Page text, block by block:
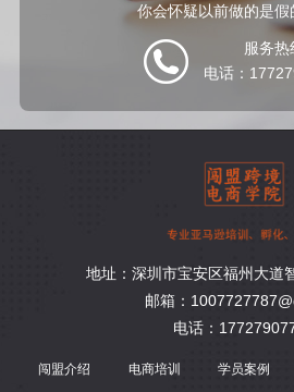
你会怀疑以前做的是假
服务热
电话：
地址：深圳市宝安区福州大道
邮箱：
电话：
闯盟介绍 电商培训 学员案例